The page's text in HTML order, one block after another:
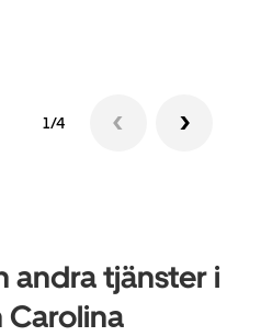
1/4
andra tjänster i
Carolina